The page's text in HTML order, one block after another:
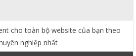
cho toàn bộ website của bạn theo
nghiệp nhất